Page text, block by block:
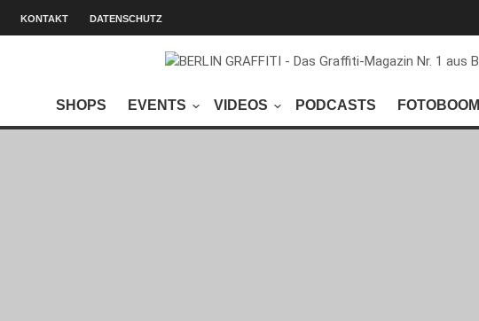
KONTAKT DATENSCHUTZ
SHOPS EVENTS VIDEOS PODCASTS FOTOBOOM